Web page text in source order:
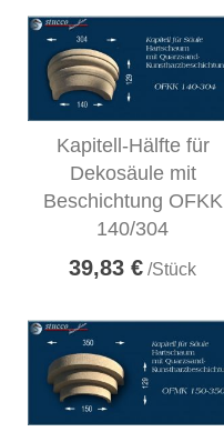
Kapitell-Hälfte für
Dekosäule mit
Beschichtung OFKK
140/304
39,83 € /Stück